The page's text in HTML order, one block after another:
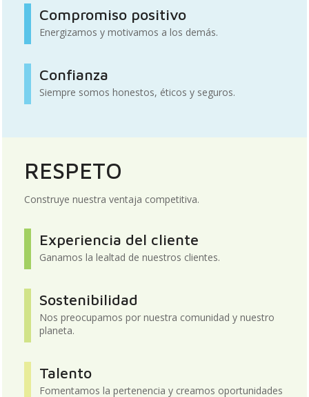
Compromiso positivo
Energizamos y motivamos a los demás.
Confianza
Siempre somos honestos, éticos y seguros.
RESPETO
Construye nuestra ventaja competitiva.
Experiencia del cliente
Ganamos la lealtad de nuestros clientes.
Sostenibilidad
Nos preocupamos por nuestra comunidad y nuestro
planeta.
Talento
Fomentamos la pertenencia y creamos oportunidades